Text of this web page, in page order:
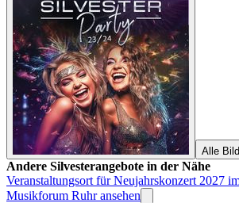
Alle
Andere Silvesterangebote in der Nähe
Veranstaltungsort für Neujahrskonzert 2027
Musikforum Ruhr ansehen